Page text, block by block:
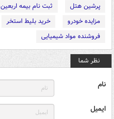
پرشین هتل
ثبت نام بیمه اربعین
مزایده خودرو
خرید بلیط استخر
فروشنده مواد شیمیایی
نظر شما
نام
ایمیل